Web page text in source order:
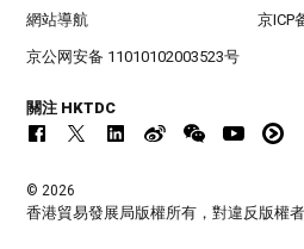
網站導航 京ICP
京公网安备 11010102003523号
關注 HKTDC
© 2026
香港貿易發展局版權所有，對違反版權